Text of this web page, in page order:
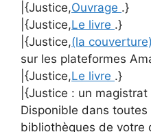
|{Justice,Ouvrage .}
|{Justice,Le livre .}
|{Justice,(la couverture)
sur les plateformes
|{Justice,Le livre .}
|{Justice : un
Disponible dans toutes
bibliothèques de votre